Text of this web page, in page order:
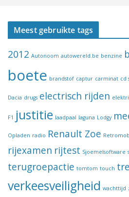
Meest gebruikte tags
2012 Autonoom autowereld.be benzine
boete brandstof captur carminat cd
Dacia drugs electrisch rijden
F1 justitie laadpaal laguna Lodgy
Opladen radio Renault Zoe
rijexamen rijtest Sjoemelsoftware
terugroepactie tomtom touch
verkeesveiligheid wachttijd